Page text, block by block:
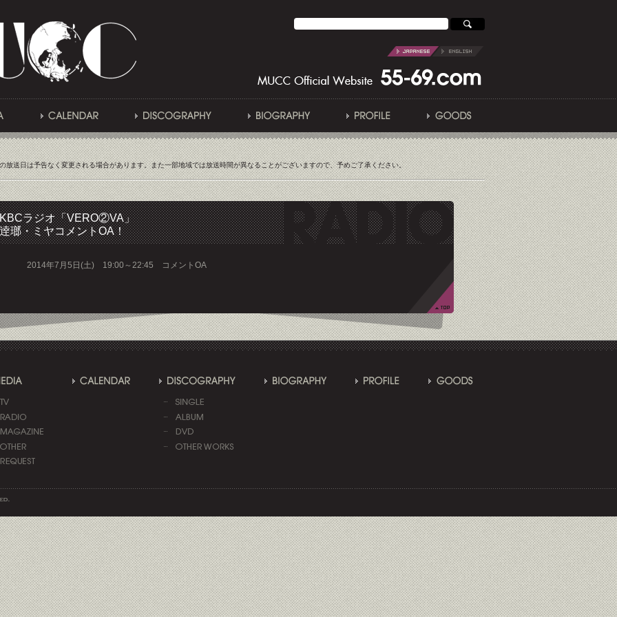
放送日は予告なく変更される場合があります。また一部地域では放送時間が異なることがございますので、予めご了承ください。
KBCラジオ「VERO②VA」
逹瑯・ミヤコメントOA！
2014年7月5日(土) 19:00～22:45 コメントOA